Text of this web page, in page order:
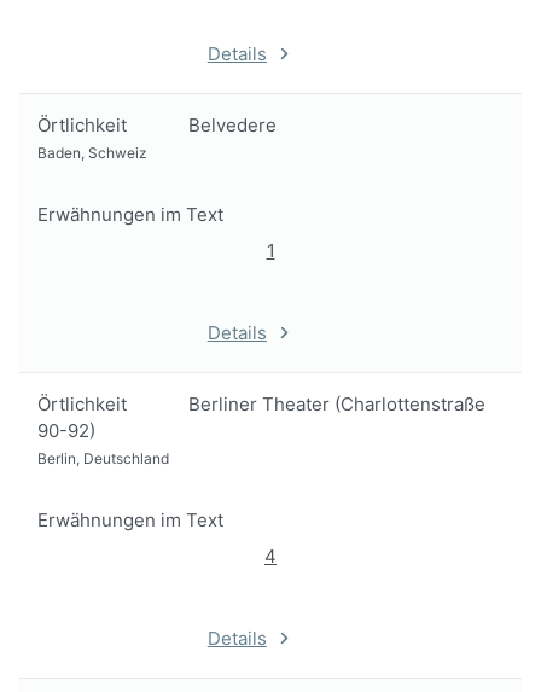
Details
Örtlichkeit Belvedere
Baden, Schweiz
Erwähnungen im Text
1
Details
Örtlichkeit
Berliner Theater (Charlottenstraße
90-92)
Berlin, Deutschland
Erwähnungen im Text
4
Details